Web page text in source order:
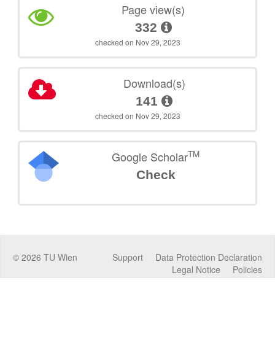
Page view(s)
332
checked on Nov 29, 2023
Download(s)
141
checked on Nov 29, 2023
Google ScholarTM
Check
© 2026 TU Wien Data Protection Declaration
Support
Policies
Legal Notice